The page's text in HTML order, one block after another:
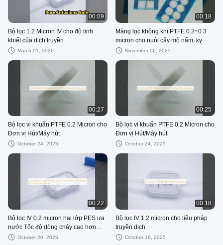
00:09
Bộ lọc 1.2 Micron IV cho độ tinh
khiết của dịch truyền
March 01, 2026
00:18
Màng lọc không khí PTFE 0.2~0.3
micron cho nuôi cấy mô nấm, kỵ
nước, ngăn chặn vi sinh vật, thông
November 06, 2025
00:27
Bộ lọc vi khuẩn PTFE 0.2 Micron cho
Đơn vị Hút/Máy hút
October 24, 2025
00:25
Bộ lọc vi khuẩn PTFE 0.2 Micron cho
Đơn vị Hút/Máy hút
October 24, 2025
00:22
Bộ lọc IV 0.2 micron hai lớp PES ưa
nước Tốc độ dòng chảy cao hơn
Không vô trùng
October 20, 2025
00:18
Bộ lọc IV 1.2 micron cho liệu pháp
truyền dịch
October 18, 2025